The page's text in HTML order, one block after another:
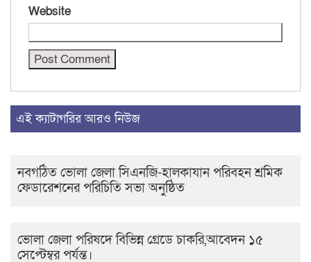
Website
এই ক্যাটাগরির আরও নিউজ
নবগঠিত ভোলা জেলা সিএনজি-হালকাযান পরিবহন শ্রমিক
ফেডারেশনের পরিচিতি সভা অনুষ্ঠিত
ভোলা জেলা পরিষদে বিভিন্ন গ্রেডে চাকরি,আবেদন ১৫
সেপ্টেম্বর পর্যন্ত।